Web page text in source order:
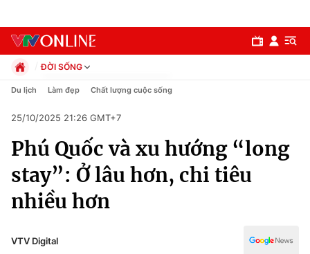
Chuyên mục
Chính trị
Xã hội
Pháp luật
ĐỜI SỐNG
Chính trị
Pháp luật
Kinh tế
Thể thao
Truyền hình
Văn hóa - Giải trí
Du lịch Làm đẹp Chất lượng cuộc sống
25/10/2025 21:26 GMT+7
Phú Quốc và xu hướng “long
stay”: Ở lâu hơn, chi tiêu
nhiều hơn
VTV Digital